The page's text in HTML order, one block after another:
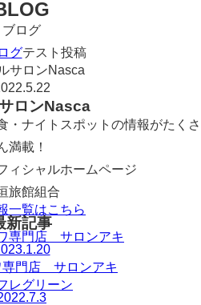
ブログ
グテスト投稿
ロンNasca
・ナイトスポットの情報がたくさ
満載！
ィシャルホームページ
旅館組合
一覧はこちら
新記事
専門店 サロンアキ